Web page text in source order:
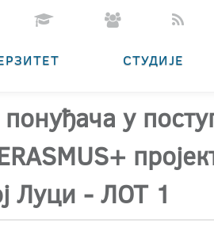
СТУДИЈЕ
у
Луци - ЛОТ 1